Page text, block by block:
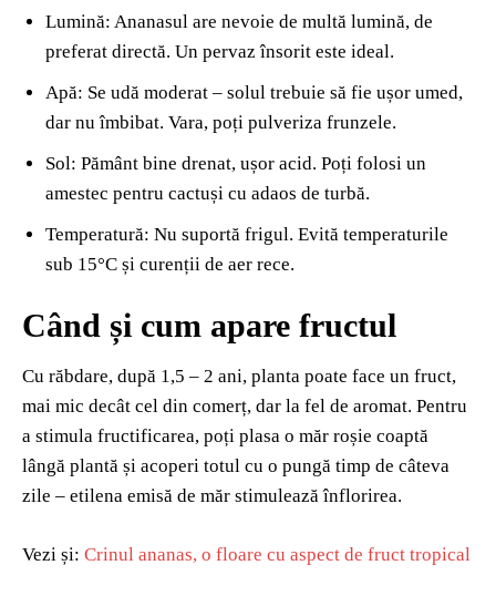
Lumină: Ananasul are nevoie de multă lumină, de
preferat directă. Un pervaz însorit este ideal.
Apă: Se udă moderat – solul trebuie să fie ușor umed,
dar nu îmbibat. Vara, poți pulveriza frunzele.
Sol: Pământ bine drenat, ușor acid. Poți folosi un
amestec pentru cactuși cu adaos de turbă.
Temperatură: Nu suportă frigul. Evită temperaturile
sub 15°C și curenții de aer rece.
Când și cum apare fructul
Cu răbdare, după 1,5 – 2 ani, planta poate face un fruct,
mai mic decât cel din comerț, dar la fel de aromat. Pentru
a stimula fructificarea, poți plasa o măr roșie coaptă
lângă plantă și acoperi totul cu o pungă timp de câteva
zile – etilena emisă de măr stimulează înflorirea.
Vezi și: Crinul ananas, o floare cu aspect de fruct tropical